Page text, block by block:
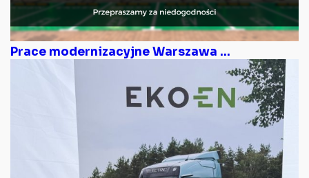
Prace modernizacyjne Warszawa ...